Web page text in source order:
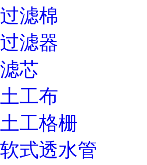
过滤棉
过滤器
滤芯
土工布
土工格栅
软式透水管